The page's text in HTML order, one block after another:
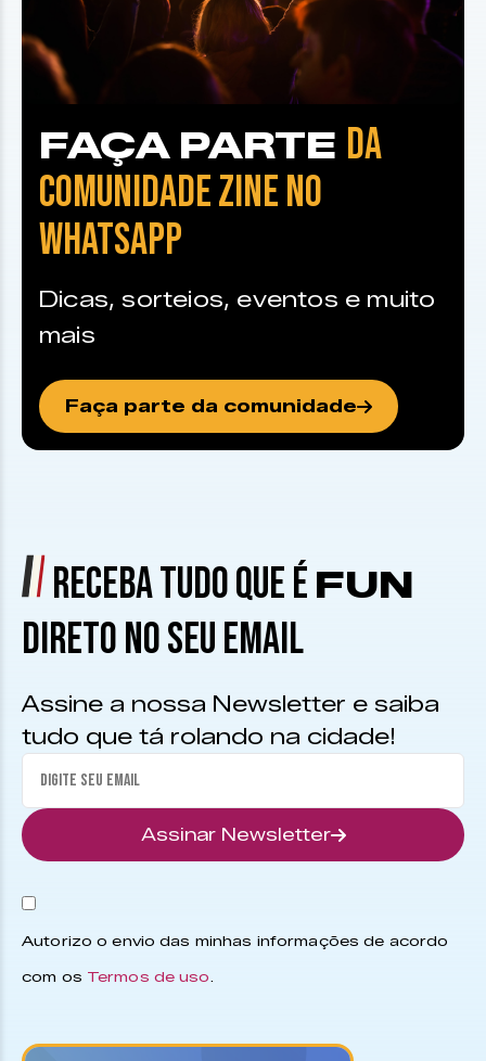
FAÇA PARTE DA
COMUNIDADE ZINE NO
WHATSAPP
Dicas, sorteios, eventos e muito
mais
Faça parte da comunidade
RECEBA TUDO QUE É FUN
DIRETO NO SEU EMAIL
Assine a nossa Newsletter e saiba
tudo que tá rolando na cidade!
Assinar Newsletter
Autorizo o envio das minhas informações de acordo
com os Termos de uso.